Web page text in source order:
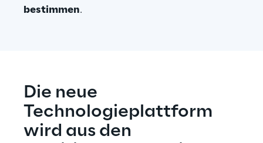
bestimmen.
Die neue
Technologieplattform
wird aus den